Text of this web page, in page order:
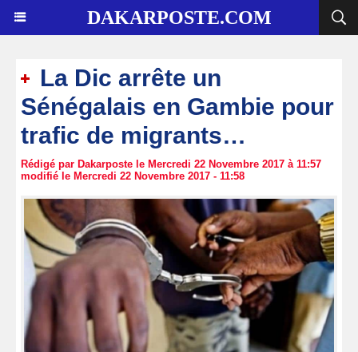
DAKARPOSTE.COM
La Dic arrête un
Sénégalais en Gambie pour
trafic de migrants…
Rédigé par Dakarposte le Mercredi 22 Novembre 2017 à 11:57
modifié le Mercredi 22 Novembre 2017 - 11:58